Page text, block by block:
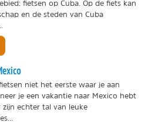
fietsen op Cuba. Op de fiets kan
en de steden van Cuba
niet het eerste waar je aan
je een vakantie naar Mexico hebt
zijn echter tal van leuke